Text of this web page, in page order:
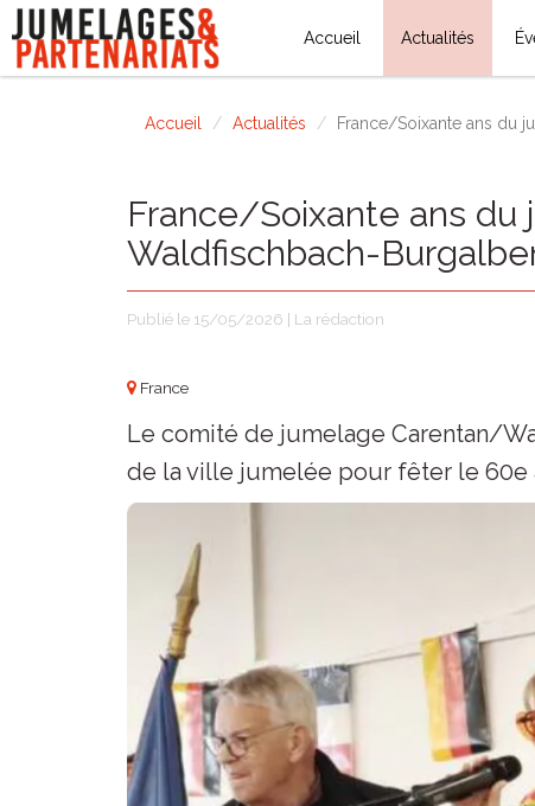
Accueil Actualités
Accueil Actualités France/Soixante ans du
France/Soixante ans du
Waldfischbach-
Publié le 15/05/2026 | La rédaction
France
Le comité de jumelage Carentan/
de la ville jumelée pour fêter le 60e